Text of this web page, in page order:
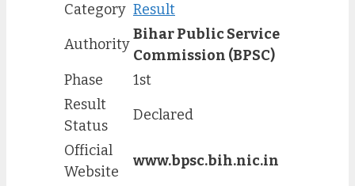
Category Result
Authority
Bihar Public Service
Commission (BPSC)
Phase
1st
Result
Status
Declared
Official
Website
www.bpsc.bih.nic.in